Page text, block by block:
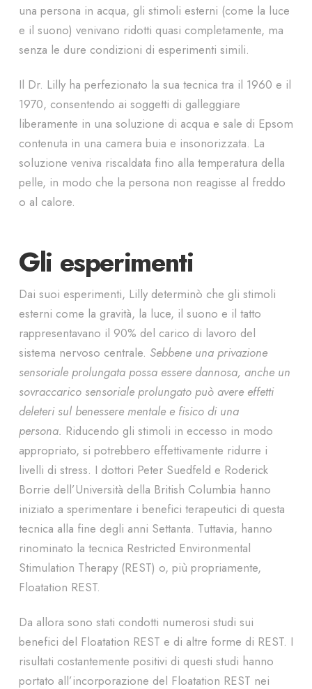
una persona in acqua, gli stimoli esterni (come la luce
e il suono) venivano ridotti quasi completamente, ma
senza le dure condizioni di esperimenti simili.
Il Dr. Lilly ha perfezionato la sua tecnica tra il 1960 e il
1970, consentendo ai soggetti di galleggiare
liberamente in una soluzione di acqua e sale di Epsom
contenuta in una camera buia e insonorizzata. La
soluzione veniva riscaldata fino alla temperatura della
pelle, in modo che la persona non reagisse al freddo
o al calore.
Gli esperimenti
Dai suoi esperimenti, Lilly determinò che gli stimoli
esterni come la gravità, la luce, il suono e il tatto
rappresentavano il 90% del carico di lavoro del
sistema nervoso centrale. Sebbene una privazione
sensoriale prolungata possa essere dannosa, anche un
sovraccarico sensoriale prolungato può avere effetti
deleteri sul benessere mentale e fisico di una
persona. Riducendo gli stimoli in eccesso in modo
appropriato, si potrebbero effettivamente ridurre i
livelli di stress. I dottori Peter Suedfeld e Roderick
Borrie dell’Università della British Columbia hanno
iniziato a sperimentare i benefici terapeutici di questa
tecnica alla fine degli anni Settanta. Tuttavia, hanno
rinominato la tecnica Restricted Environmental
Stimulation Therapy (REST) o, più propriamente,
Floatation REST.
Da allora sono stati condotti numerosi studi sui
benefici del Floatation REST e di altre forme di REST. I
risultati costantemente positivi di questi studi hanno
portato all’incorporazione del Floatation REST nei